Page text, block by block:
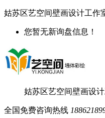
姑苏区艺空间壁画设计工作
您暂无新询盘信息！
姑苏区艺空间壁画设
全国免费咨询热线